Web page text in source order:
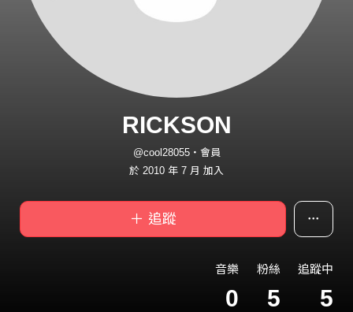
RICKSON
@cool28055・會員
於 2010 年 7 月 加入
＋ 追蹤
音樂
0
粉絲
5
追蹤中
5